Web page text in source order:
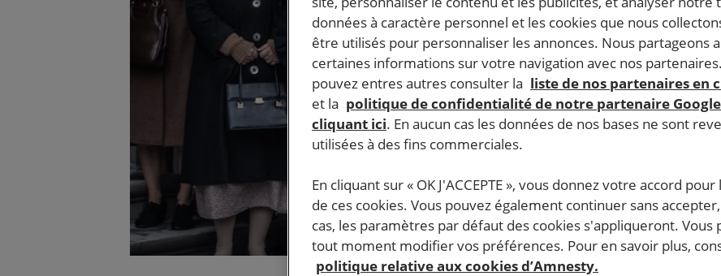
données à caractère personnel et les cookies que nous
être utilisés pour personnaliser les annonces. Nous partageons
certaines informations sur votre navigation avec nos
pouvez entres autres consulter la liste de nos partenaires en
et la politique de confidentialité de notre partenaire
cliquant ici. En aucun cas les données de nos bases ne sont
utilisées à des fins commerciales.
En cliquant sur « OK J'ACCEPTE », vous donnez votre accord
de ces cookies. Vous pouvez également continuer sans
cas, les paramètres par défaut des cookies s'appliqueront. Vous
tout moment modifier vos préférences. Pour en savoir plus,
politique relative aux cookies d’Amnesty.